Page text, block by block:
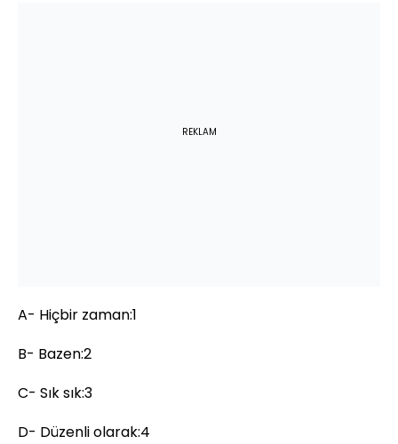
REKLAM
A- Hiçbir zaman:1
B- Bazen:2
C- Sık sık:3
D- Düzenli olarak:4